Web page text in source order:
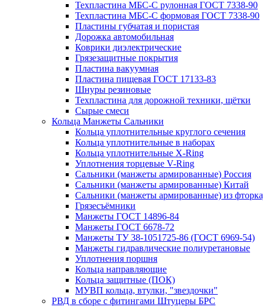
Техпластина МБС-С рулонная ГОСТ 7338-90
Техпластина МБС-С формовая ГОСТ 7338-90
Пластины губчатая и пористая
Дорожка автомобильная
Коврики диэлектрические
Грязезащитные покрытия
Пластина вакуумная
Пластина пищевая ГОСТ 17133-83
Шнуры резиновые
Техпластина для дорожной техники, щётки
Сырые смеси
Кольца Манжеты Сальники
Кольца уплотнительные круглого сечения
Кольца уплотнительные в наборах
Кольца уплотнительные Х-Ring
Уплотнения торцевые V-Ring
Сальники (манжеты армированные) Россия
Сальники (манжеты армированные) Китай
Сальники (манжеты армированные) из
Грязесъёмники
Манжеты ГОСТ 14896-84
Манжеты ГОСТ 6678-72
Манжеты ТУ 38-1051725-86 (ГОСТ 6969-54)
Манжеты гидравлические полиуретановые
Уплотнения поршня
Кольца направляющие
Кольца защитные (ПОК)
МУВП кольца, втулки, "звездочки"
РВД в сборе с фитингами Штуцеры БРС